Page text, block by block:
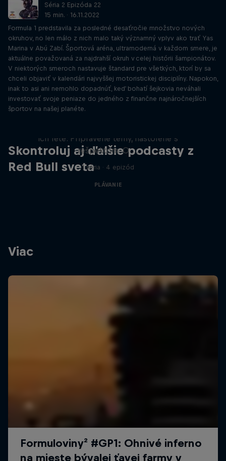
Séria 2 Epizóda 22
15 min. · 16.11.2022
Formula 1 predstavila za posledné desaťročie množstvo nových
okruhov, no len málo z nich malo taký významný vplyv ako trať Yas
Marina v Abú Zabí. Športová aréna, ultramoderná v každom smere, je
aktuálne považovaná za najdrahší okruh v celej histórii šampionátov.
V niektorých smeroch nastavuje štandard pre všetkých, ktorí by sa
chceli objaviť v kalendári najvyššej motoristickej disciplíny. Napokon,
inak to asi ani nemohlo dopadnúť, keď bohatí šejkovia neváhali
investovať svoje peniaze do jedného z finančne najnáročnejších
športov na našej planéte.
Skontroluj aj ďalšie podcasty z
Red Bull sveta
Podcast so slovenskými
športovkyňami
ich lete. Pripravené témy, nastolené s
rešpektom. O …
1 séria · 4 epizód
PLÁVANIE
Viac